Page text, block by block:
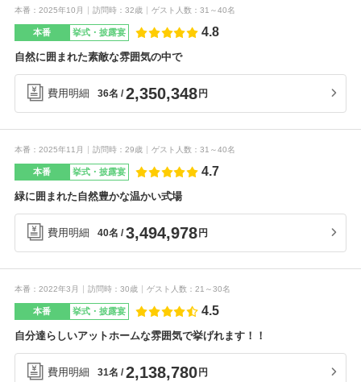
本番 2025年10月 訪問時 32歳 ゲスト人数 31～40名
本番 挙式・披露宴 4.8
自然に囲まれた素敵な雰囲気の中で
費用明細 36名 2,350,348円
本番 2025年11月 訪問時 29歳 ゲスト人数 31～40名
本番 挙式・披露宴 4.7
緑に囲まれた自然豊かな温かい式場
費用明細 40名 3,494,978円
本番 2022年3月 訪問時 30歳 ゲスト人数 21～30名
本番 挙式・披露宴 4.5
自分達らしいアットホームな雰囲気で挙げれます！！
費用明細 31名 2,138,780円